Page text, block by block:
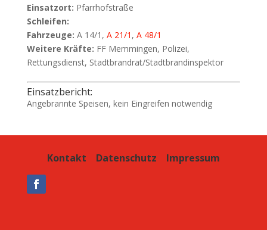
Einsatzort: Pfarrhofstraße
Schleifen:
Fahrzeuge: A 14/1, A 21/1 , A 48/1
Weitere Kräfte: FF Memmingen, Polizei,
Rettungsdienst, Stadtbrandrat/Stadtbrandinspektor
Einsatzbericht:
Angebrannte Speisen, kein Eingreifen notwendig
Kontakt Datenschutz Impressum